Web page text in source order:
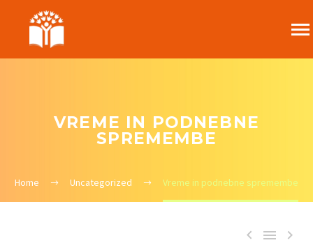
VREME IN PODNEBNE
SPREMEMBE
Home Uncategorized Vreme in podnebne spremembe
  